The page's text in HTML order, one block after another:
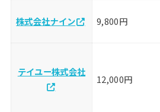
株式会社ナイン 9,800円
テイユー株式会社
12,000円